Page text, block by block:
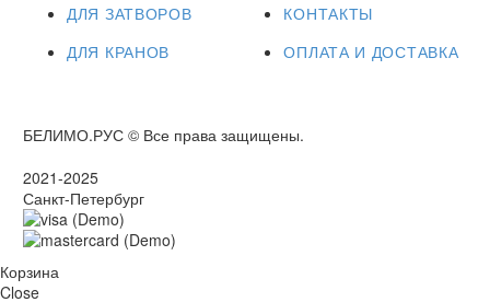
ДЛЯ ЗАТВОРОВ
ДЛЯ КРАНОВ
КОНТАКТЫ
ОПЛАТА И ДОСТАВКА
БЕЛИМО.РУС © Все права защищены.
2021-2025
Санкт-Петербург
Корзина
Close